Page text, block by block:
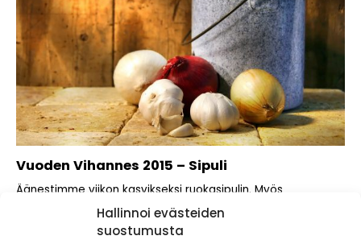
Hallinnoi evästeiden
suostumusta
Vuoden Vihannes 2015 – Sipuli
Äänestimme viikon kasvikseksi ruokasipulin. Myös
Puutarhaliitto ja Kotimaiset Kasvikset ry ovat valinneet
sipulin vuoden...